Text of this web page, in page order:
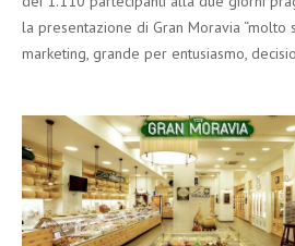
la presentazione di Gran Moravia
marketing, grande per entusiasmo,